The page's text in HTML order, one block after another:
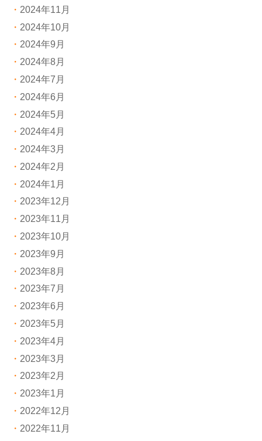
2024年11月
2024年10月
2024年9月
2024年8月
2024年7月
2024年6月
2024年5月
2024年4月
2024年3月
2024年2月
2024年1月
2023年12月
2023年11月
2023年10月
2023年9月
2023年8月
2023年7月
2023年6月
2023年5月
2023年4月
2023年3月
2023年2月
2023年1月
2022年12月
2022年11月